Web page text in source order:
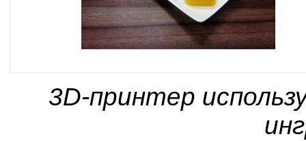
3D-принтер